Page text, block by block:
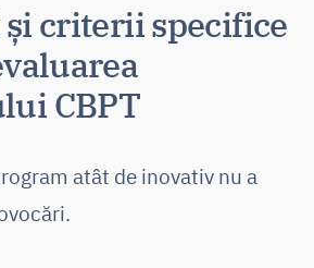
criterii specifice
CBPT
atât de inovativ nu a